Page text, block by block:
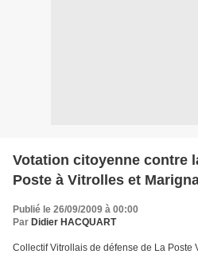
Votation citoyenne contre
Poste à Vitrolles et
Publié le 26/09/2009 à 00:00
Par Didier HACQUART
Collectif Vitrollais de défense de La Poste